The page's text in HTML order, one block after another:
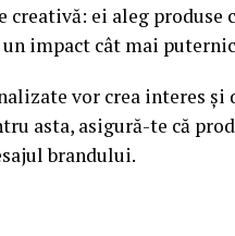
creativă: ei aleg produse
impact cât mai
vor crea interes
asta, asigură-te că
brandului.